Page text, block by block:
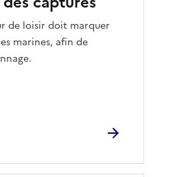
de loisir doit marquer
marines, afin de